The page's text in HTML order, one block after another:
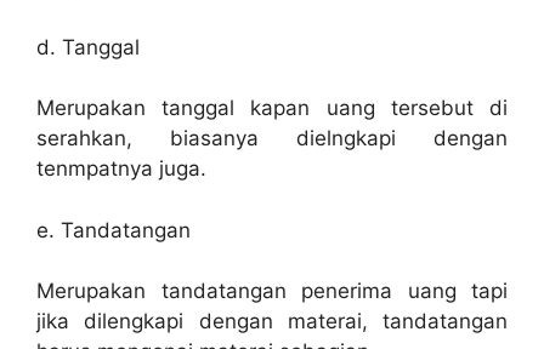
d. Tanggal
Merupakan tanggal kapan uang tersebut di
serahkan, biasanya dielngkapi dengan
tenmpatnya juga.
e. Tandatangan
Merupakan tandatangan penerima uang tapi
jika dilengkapi dengan materai, tandatangan